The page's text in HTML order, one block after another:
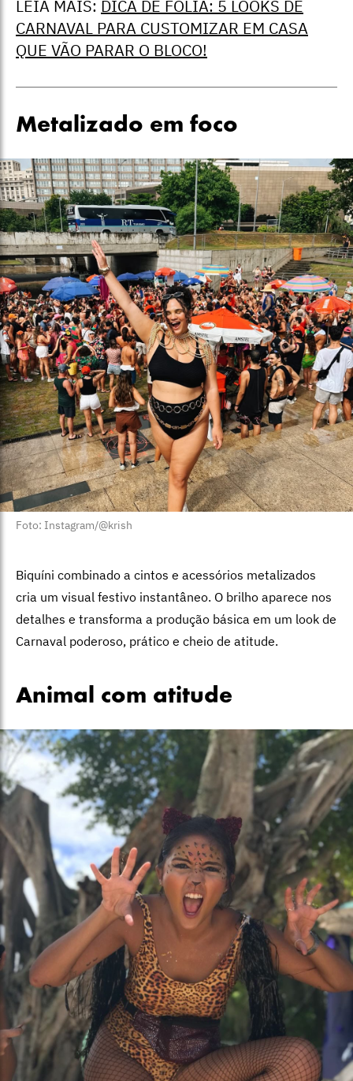
LEIA MAIS: DICA DE FOLIÃ: 5 LOOKS DE
CARNAVAL PARA CUSTOMIZAR EM CASA
QUE VÃO PARAR O BLOCO!
Metalizado em foco
Foto: Instagram/@krish
Biquíni combinado a cintos e acessórios metalizados
cria um visual festivo instantâneo. O brilho aparece nos
detalhes e transforma a produção básica em um look de
Carnaval poderoso, prático e cheio de atitude.
Animal com atitude